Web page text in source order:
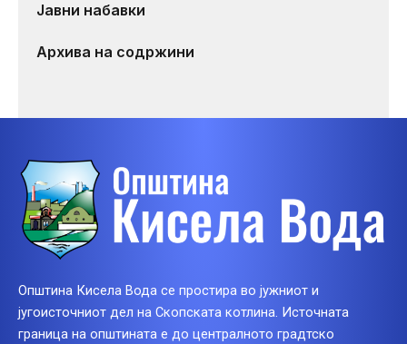
Јавни набавки
Архива на содржини
Општина Кисела Вода се простира во јужниот и
југоисточниот дел на Скопската котлина. Источната
граница на општината е до централното градтско